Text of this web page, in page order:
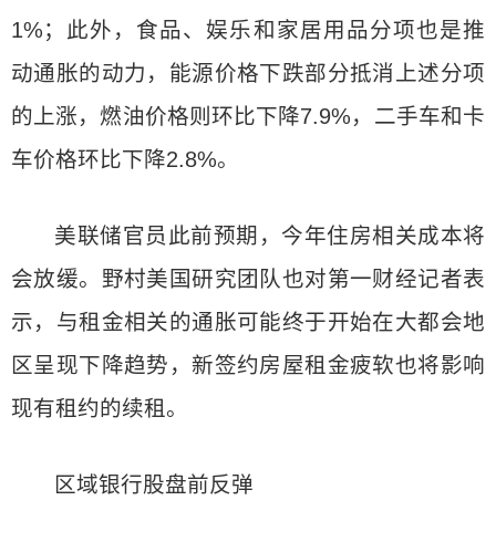
1%；此外，食品、娱乐和家居用品分项也是推
动通胀的动力，能源价格下跌部分抵消上述分项
的上涨，燃油价格则环比下降7.9%，二手车和卡
车价格环比下降2.8%。
美联储官员此前预期，今年住房相关成本将
会放缓。野村美国研究团队也对第一财经记者表
示，与租金相关的通胀可能终于开始在大都会地
区呈现下降趋势，新签约房屋租金疲软也将影响
现有租约的续租。
区域银行股盘前反弹